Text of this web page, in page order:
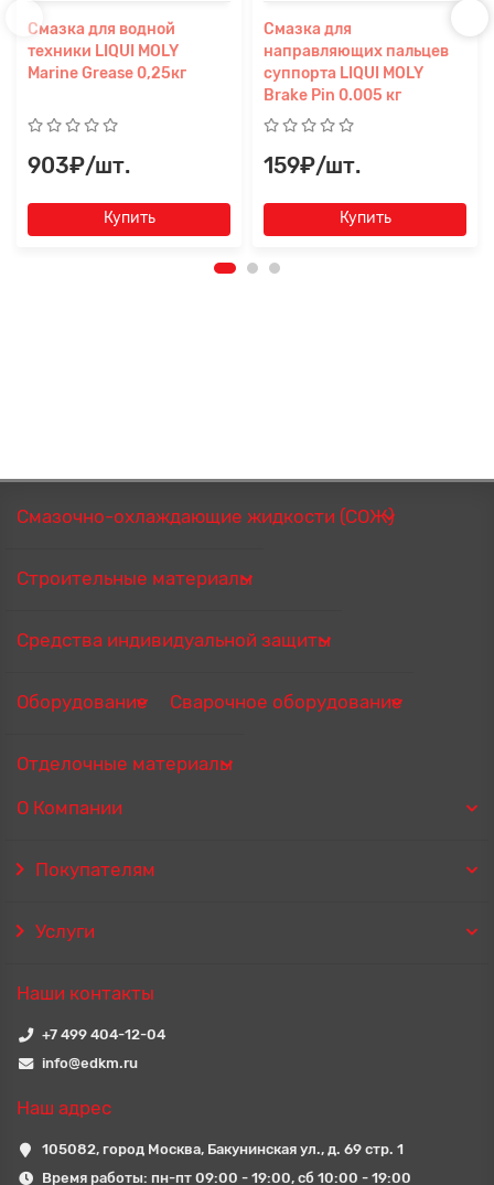
Смазка для водной
техники LIQUI MOLY
Marine Grease 0,25кг
903₽/шт.
Купить
Смазка для
направляющих пальцев
суппорта LIQUI MOLY
Brake Pin 0.005 кг
159₽/шт.
Купить
Смазочно-охлаждающие жидкости (СОЖ)
Строительные материалы
Средства индивидуальной защиты
Оборудование Сварочное оборудование
Отделочные материалы
О Компании
Покупателям
Услуги
Наши контакты
+7 499 404-12-04
info@edkm.ru
Наш адрес
105082, город Москва, Бакунинская ул., д. 69 стр. 1
Время работы: пн-пт 09:00 - 19:00, сб 10:00 - 19:00